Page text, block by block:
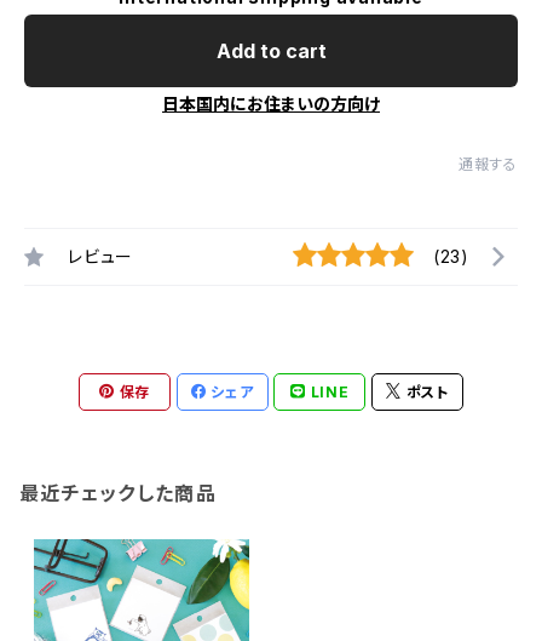
Add to cart
日本国内にお住まいの方向け
通報する
レビュー (23)
保存 シェア LINE ポスト
最近チェックした商品